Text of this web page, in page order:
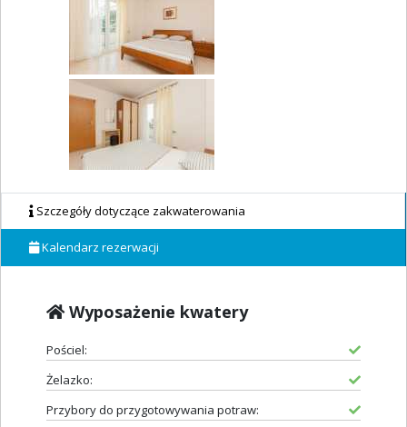
Szczegóły dotyczące zakwaterowania
Kalendarz rezerwacji
Wyposażenie kwatery
Pościel:
Żelazko:
Przybory do przygotowywania potraw: